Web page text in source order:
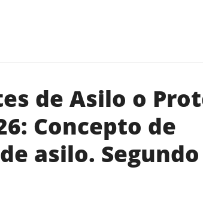
de Asilo o
Concepto de
asilo. Segundo